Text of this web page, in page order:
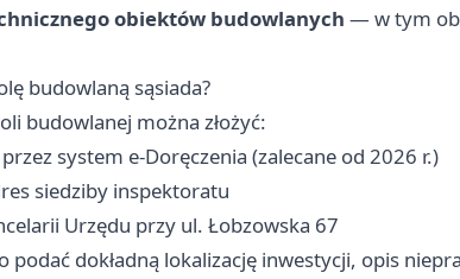
obiektów budowlanych — w tym
budowlaną sąsiada?
budowlanej można złożyć:
system e-Doręczenia (zalecane od 2026 r.)
siedziby inspektoratu
Urzędu przy ul. Łobzowska 67
podać dokładną lokalizację inwestycji, opis